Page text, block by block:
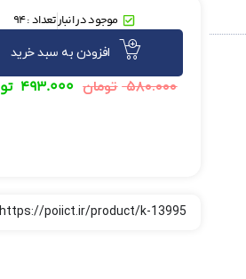
موجود در انبارتعداد : 94
افزودن به سبد خرید
۵۸۰.۰۰۰ تومان ۴۹۳.۰۰۰